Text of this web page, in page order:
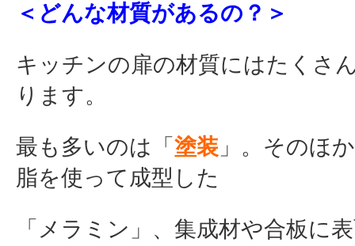
＜どんな材質があるの？＞
キッチンの扉の材質にはたくさ
ります。
最も多いのは「 塗装 」。そのほ
脂を使って成型した
「メラミン」、集成材や合板に